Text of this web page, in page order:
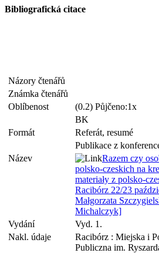
Bibliografická citace
Názory čtenářů
Známka čtenářů
Oblíbenost
(0.2) Půjčeno:1x
BK
Formát
Referát, resumé
Publikace z
Název
Razem czy
polsko-czeskich na
materiały z polsko-
Racibórz 22/23
Małgorzata
Michalczyk]
Vydání
Vyd. 1.
Nakl. údaje
Racibórz : Miejska i
Publiczna im.